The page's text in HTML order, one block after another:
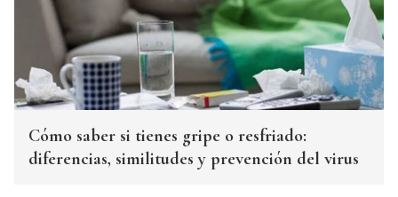
Cómo saber si tienes gripe o resfriado:
diferencias, similitudes y prevención del virus